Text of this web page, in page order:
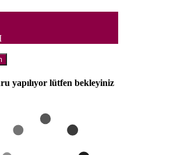
yapılıyor lütfen bekleyiniz